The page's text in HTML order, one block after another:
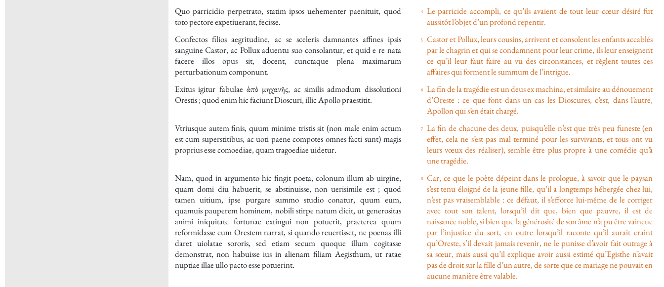
Quo parricidio perpetrato, statim ipsos uehementer paenituit, quod
toto pectore expetiuerant, fecisse.
Le parricide accompli, ce qu’ils avaient de tout leur cœur désiré fut
aussitôt l’objet d’un profond repentir.
Confectos filios aegritudine, ac se sceleris damnantes affines ipsis
sanguine Castor, ac Pollux aduentu suo consolantur, et quid e re nata
facere illos opus sit, docent, cunctaque plena maximarum
perturbationum componunt.
Castor et Pollux, leurs cousins, arrivent et consolent les enfants accablés
par le chagrin et qui se condamnent pour leur crime, ils leur enseignent
ce qu’il leur faut faire au vu des circonstances, et règlent toutes ces
affaires qui forment le summum de l’intrigue.
Exitus igitur fabulae ἀπὸ μηχανῆς, ac similis admodum dissolutioni
Orestis ; quod enim hic faciunt Dioscuri, illic Apollo praestitit.
La fin de la tragédie est un deus ex machina, et similaire au dénouement
d’Oreste : ce que font dans un cas les Dioscures, c’est, dans l’autre,
Apollon qui s’en était chargé.
Vtriusque autem finis, quum minime tristis sit (non male enim actum
est cum superstitibus, ac uoti paene compotes omnes facti sunt) magis
proprius esse comoediae, quam tragoediae uidetur.
La fin de chacune des deux, puisqu’elle n’est que très peu funeste (en
effet, cela ne s’est pas mal terminé pour les survivants, et tous ont vu
leurs vœux des réaliser), semble être plus propre à une comédie qu’à
une tragédie.
Nam, quod in argumento hic fingit poeta, colonum illum ab uirgine,
quam domi diu habuerit, se abstinuisse, non uerisimile est ; quod
tamen uitium, ipse purgare summo studio conatur, quum eum,
quamuis pauperem hominem, nobili stirpe natum dicit, ut generositas
animi iniquitate fortunae extingui non potuerit, praeterea quum
reformidasse eum Orestem narrat, si quando reuertisset, ne poenas illi
daret uiolatae sororis, sed etiam secum quoque illum cogitasse
demonstrat, non habuisse ius in alienam filiam Aegisthum, ut ratae
nuptiae illae ullo pacto esse potuerint.
Car, ce que le poète dépeint dans le prologue, à savoir que le paysan
s’est tenu éloigné de la jeune fille, qu’il a longtemps hébergée chez lui,
n’est pas vraisemblable : ce défaut, il s’efforce lui-même de le corriger
avec tout son talent, lorsqu’il dit que, bien que pauvre, il est de
naissance noble, si bien que la générosité de son âme n’a pu être vaincue
par l’injustice du sort, en outre lorsqu’il raconte qu’il aurait craint
qu’Oreste, s’il devait jamais revenir, ne le punisse d’avoir fait outrage à
sa sœur, mais aussi qu’il explique avoir aussi estimé qu’Egisthe n’avait
pas de droit sur la fille d’un autre, de sorte que ce mariage ne pouvait en
aucune manière être valable.